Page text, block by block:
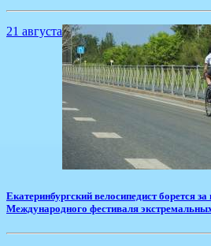
21 августа
​Екатеринбургский велосипедист борется
Международного фестиваля